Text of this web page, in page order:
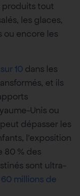
produits tout
les glaces,
ou encore les
10 dans les
et ils
Unis ou
dépasser les
l’exposition
80 % des
sont ultra-
millions de